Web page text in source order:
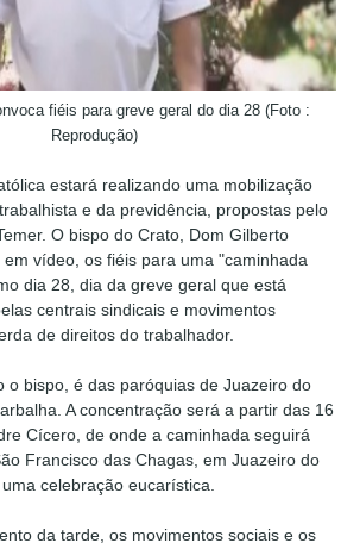
fiéis para greve geral do dia 28 (Foto :
Reprodução)
estará realizando uma mobilização
e da previdência, propostas pelo
O bispo do Crato, Dom Gilberto
vídeo, os fiéis para uma "caminhada
dia 28, dia da greve geral que está
centrais sindicais e movimentos
de direitos do trabalhador.
o bispo, é das paróquias de Juazeiro do
A concentração será a partir das 16
Cícero, de onde a caminhada seguirá
Francisco das Chagas, em Juazeiro do
celebração eucarística.
da tarde, os movimentos sociais e os